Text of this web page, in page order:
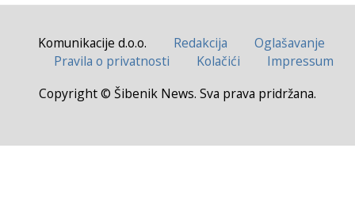
Komunikacije d.o.o. Redakcija
Oglašavanje
Pravila o privatnosti
Kolačići
Impressum
Copyright © Šibenik News. Sva prava pridržana.